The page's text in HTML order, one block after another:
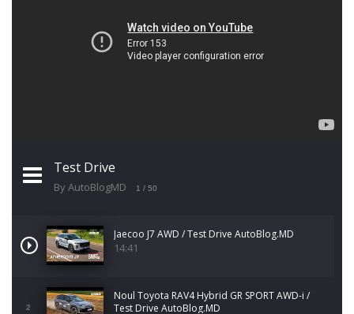
Test Drive
By AutoBlogMD 1 / 50
Jaecoo J7 AWD / Test Drive AutoBlog.MD
14:41
2
Noul Toyota RAV4 Hybrid GR SPORT AWD-i /
Test Drive AutoBlog.MD